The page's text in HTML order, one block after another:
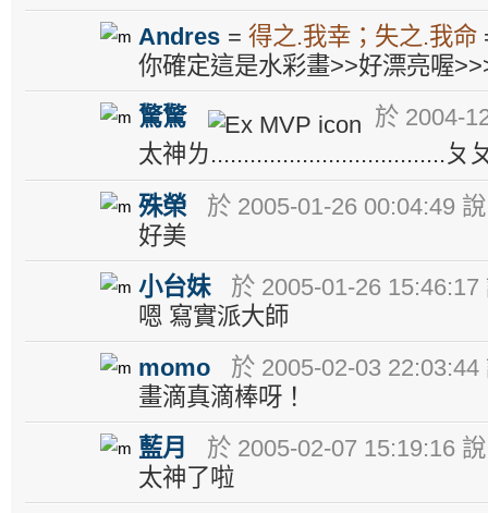
Andres =得之.我幸；失之.我命
你確定這是水彩畫>>好漂亮喔
驚驚
於 2004-
太神ㄌ....................................ㄆ
殊榮
於 2005-01-26 00:04:49 說
好美
小台妹
於 2005-01-26 15:46:17
嗯 寫實派大師
momo
於 2005-02-03 22:03:44
畫滴真滴棒呀！
藍月
於 2005-02-07 15:19:16 說
太神了啦